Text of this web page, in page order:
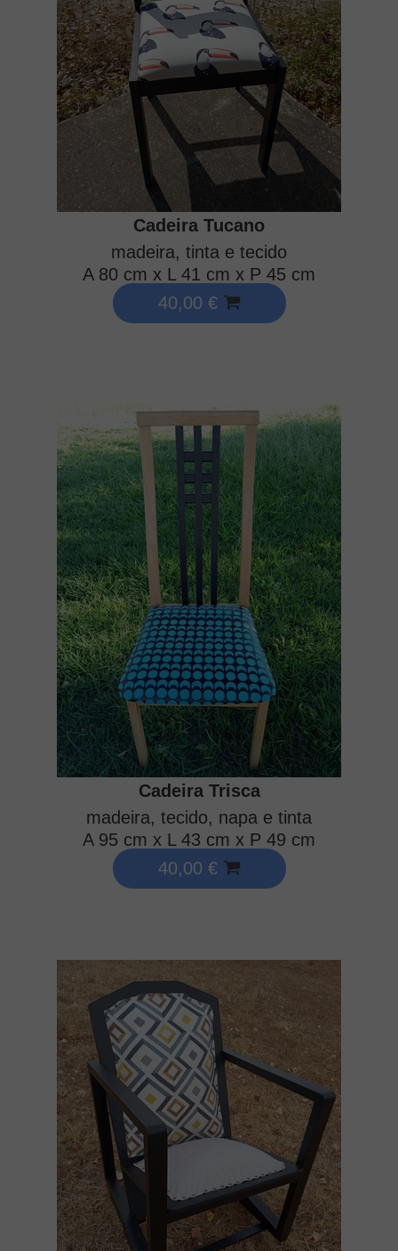
40,00 €
Cadeira Trisca
madeira, tecido, napa e tinta
A 95 cm x L 43 cm x P 49 cm
40,00 €
Cadeira Tucano
madeira, tinta e tecido
A 80 cm x L 41 cm x P 45 cm